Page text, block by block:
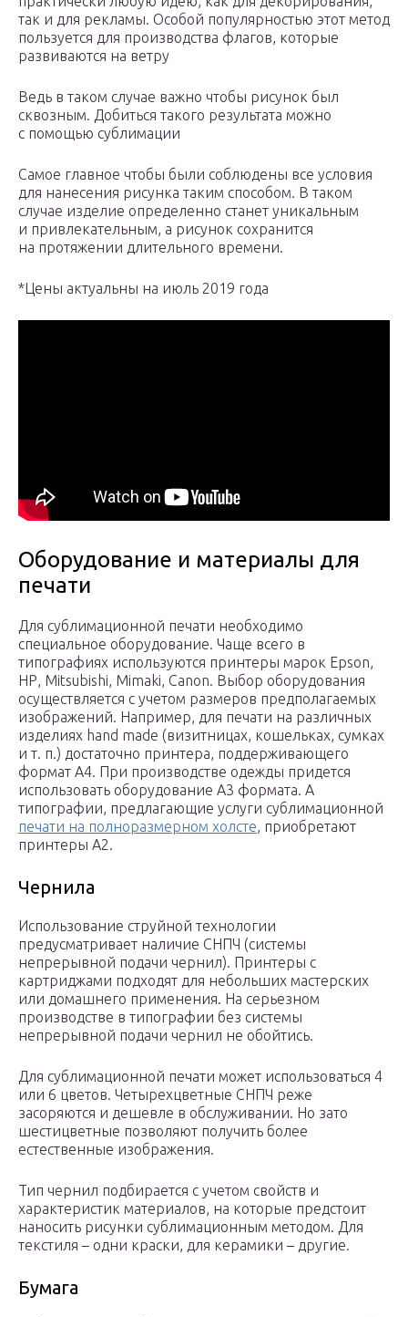
так и для рекламы. Особой популярностью этот метод
пользуется для производства флагов, которые
развиваются на ветру
Ведь в таком случае важно чтобы рисунок был
сквозным. Добиться такого результата можно
с помощью сублимации
Самое главное чтобы были соблюдены все условия
для нанесения рисунка таким способом. В таком
случае изделие определенно станет уникальным
и привлекательным, а рисунок сохранится
на протяжении длительного времени.
*Цены актуальны на июль 2019 года
Оборудование и материалы для
печати
Для сублимационной печати необходимо
специальное оборудование. Чаще всего в
типографиях используются принтеры марок Epson,
НР, Mitsubishi, Mimaki, Canon. Выбор оборудования
осуществляется с учетом размеров предполагаемых
изображений. Например, для печати на различных
изделиях hand made (визитницах, кошельках, сумках
и т. п.) достаточно принтера, поддерживающего
формат А4. При производстве одежды придется
использовать оборудование А3 формата. А
типографии, предлагающие услуги сублимационной
печати на полноразмерном холсте, приобретают
принтеры А2.
Чернила
Использование струйной технологии
предусматривает наличие СНПЧ (системы
непрерывной подачи чернил). Принтеры с
картриджами подходят для небольших мастерских
или домашнего применения. На серьезном
производстве в типографии без системы
непрерывной подачи чернил не обойтись.
Для сублимационной печати может использоваться 4
или 6 цветов. Четырехцветные СНПЧ реже
засоряются и дешевле в обслуживании. Но зато
шестицветные позволяют получить более
естественные изображения.
Тип чернил подбирается с учетом свойств и
характеристик материалов, на которые предстоит
наносить рисунки сублимационным методом. Для
текстиля – одни краски, для керамики – другие.
Бумага